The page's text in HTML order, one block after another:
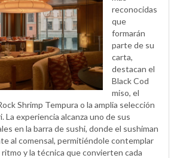
reconocidas
que
formarán
parte de su
carta,
destacan el
Black Cod
miso, el
Shrimp Tempura o la amplia selección
La experiencia alcanza uno de sus
en la barra de sushi, donde el sushiman
al comensal, permitiéndole contemplar
y la técnica que convierten cada